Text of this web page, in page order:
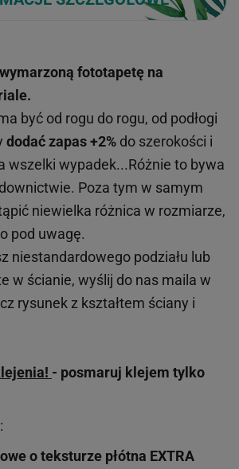
fototapetę na
być od rogu do rogu, od podłogi
dodać zapas +2% do szerokości i
wszelki wypadek...Różnie to bywa
Poza tym w samym
niewielka różnica w rozmiarze,
pod uwagę.
niestandardowego podziału lub
w ścianie, wyślij do nas maila w
rysunek z kształtem ściany i
- posmaruj klejem tylko
oteksturze płótna EXTRA